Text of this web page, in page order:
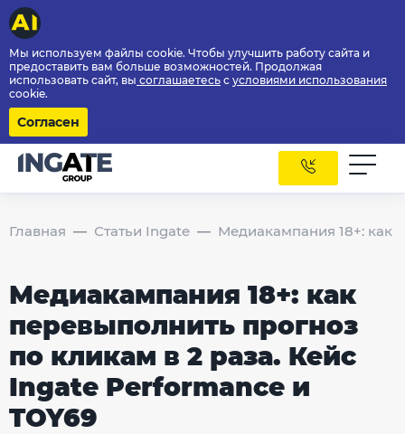
Мы используем файлы cookie. Чтобы улучшить работу сайта и
предоставить вам больше возможностей. Продолжая
использовать сайт, вы соглашаетесь с условиями использования
cookie.
Согласен
Главная Статьи Ingate Медиакампания 18+: как
Медиакампания 18+: как
перевыполнить прогноз
по кликам в 2 раза. Кейс
Ingate Performance и
TOY69